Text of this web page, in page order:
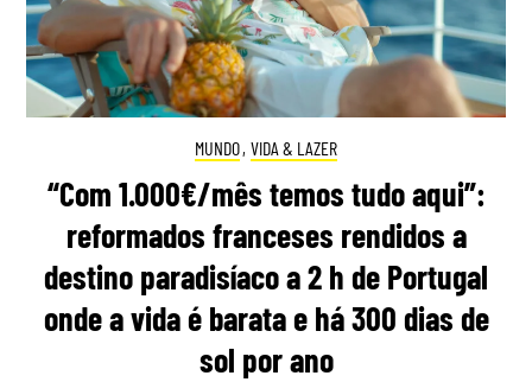
MUNDO, VIDA & LAZER
“Com 1.000€/mês temos tudo aqui”:
reformados franceses rendidos a
destino paradisíaco a 2 h de Portugal
onde a vida é barata e há 300 dias de
sol por ano